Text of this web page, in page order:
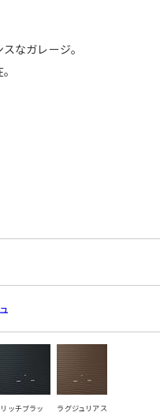
なガレージ。
リッチブラッ
ラグジュリアス